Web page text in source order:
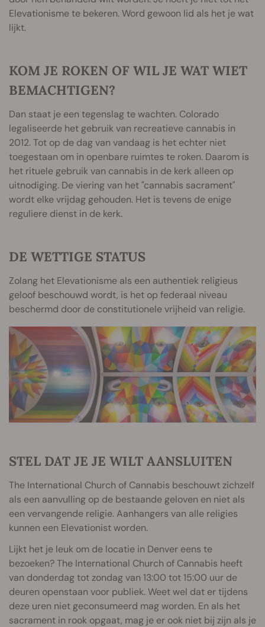
Elevationisme te bekeren. Word gewoon lid als het je wat
lijkt.
KOM JE ROKEN OF WIL JE WAT WIET
BEMACHTIGEN?
Dan staat je een tegenslag te wachten. Colorado
legaliseerde het gebruik van recreatieve cannabis in
2012. Tot op de dag van vandaag is het echter niet
toegestaan om in openbare ruimtes te roken. Daarom is
het rituele gebruik van cannabis in de kerk alleen op
uitnodiging. De viering van het "cannabis sacrament"
wordt elke vrijdag gehouden. Het is tevens de enige
reguliere dienst in de kerk.
DE WETTIGE STATUS
Zolang het Elevationisme als een authentiek religieus
geloof beschouwd wordt, is het op federaal niveau
beschermd door de constitutionele vrijheid van religie.
STEL DAT JE JE WILT AANSLUITEN
The International Church of Cannabis beschouwt zichzelf
als een aanvulling op de bestaande geloven en niet als
een vervangende religie. Aanhangers van alle religies
kunnen een Elevationist worden.
Lijkt het je leuk om de locatie in Denver eens te
bezoeken? The International Church of Cannabis heeft
van donderdag tot zondag van 13:00 tot 15:00 uur de
deuren openstaan voor publiek. Weet wel dat er tijdens
deze uren niet geconsumeerd mag worden. En als het
sacrament in rook opgaat, mag je er ook niet bij zijn als je